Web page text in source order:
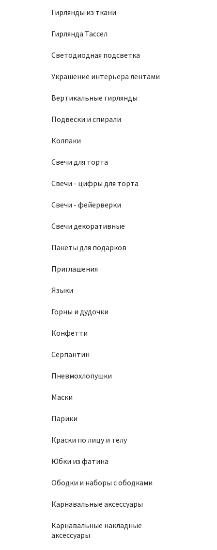
Гирлянды из ткани
Гирлянда Тассел
Светодиодная подсветка
Украшение интерьера лентами
Вертикальные гирлянды
Подвески и спирали
Колпаки
Свечи для торта
Свечи - цифры для торта
Свечи - фейерверки
Свечи декоративные
Пакеты для подарков
Приглашения
Языки
Горны и дудочки
Конфетти
Серпантин
Пневмохлопушки
Маски
Парики
Краски по лицу и телу
Юбки из фатина
Ободки и наборы с ободками
Карнавальные аксессуары
Карнавальные накладные
аксессуары